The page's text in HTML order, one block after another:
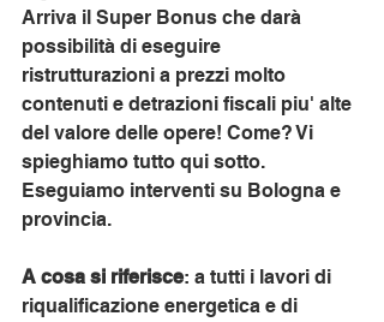
Arriva il Super Bonus che darà
possibilità di eseguire
ristrutturazioni a prezzi molto
contenuti e detrazioni fiscali piu' alte
del valore delle opere! Come? Vi
spieghiamo tutto qui sotto.
Eseguiamo interventi su Bologna e
provincia.
A cosa si riferisce: a tutti i lavori di
riqualificazione energetica e di